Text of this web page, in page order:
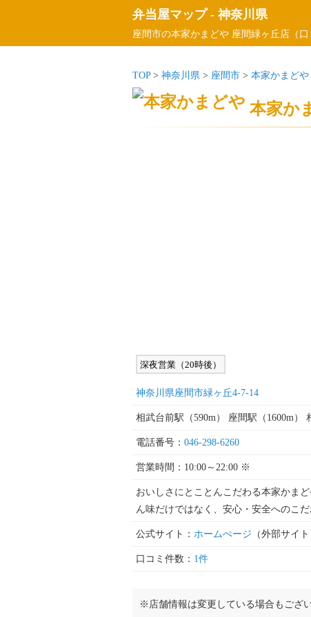
弁当屋マップ- 神奈川県
座間市の本家かまどや 座間緑ヶ丘店（口
TOP> 神奈川県 > 座間市 > 本家かまど
本家か
深夜営業（20時後）
神奈川県座間市緑ヶ丘4-7-14
相武台前駅（590m） 座間駅（1600m）
電話番号： 046-298-6260
営業時間：10:00～22:00 ※
おいしさにとことんこだわる本家かま
ん味だけではなく、安心・安全へのこ
公式サイト： ホームぺージ （外部サイト
口コミ件数： 1件
※店舗情報は変更している場合もござ